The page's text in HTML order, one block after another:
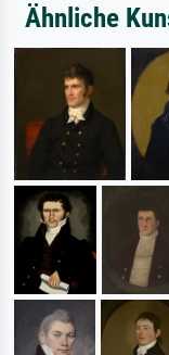
Ähnliche